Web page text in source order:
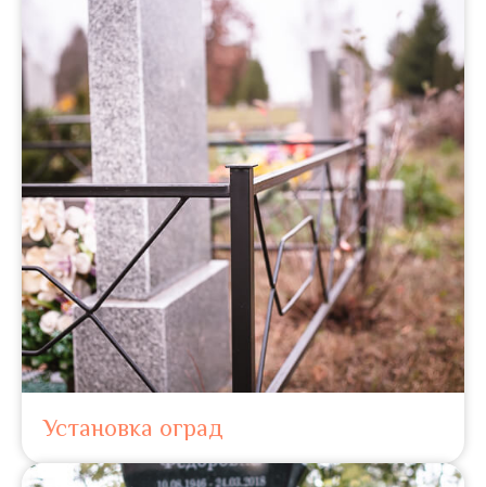
Установка оград